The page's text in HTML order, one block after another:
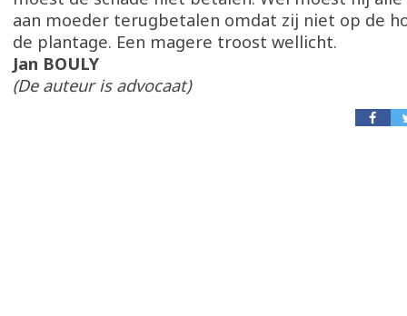
aan moeder terugbetalen omdat zij niet op de
de plantage. Een magere troost wellicht.
Jan BOULY
(De auteur is advocaat)